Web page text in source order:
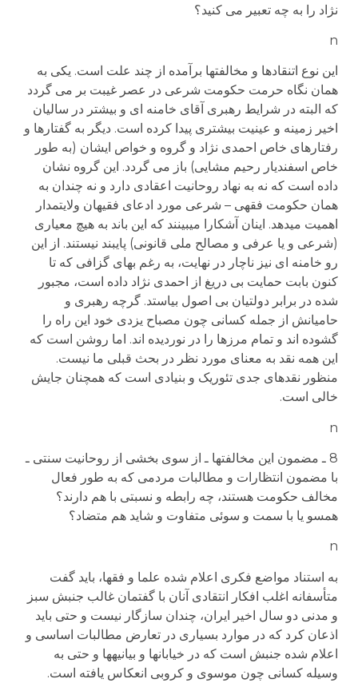
نژاد را به چه تعبير می کنيد؟
n
این نوع اتنقادها و مخالفت­ها برآمده از چند علت است. یکی به
همان نگاه حرمت حکومت شرعی در عصر غیبت بر می گردد
که البته در شرایط رهبری آقای خامنه ای و بیشتر در سالیان
اخیر زمینه و عینیت بیشتری پیدا کرده است. دیگر به گفتارها و
رفتارهای خاص احمدی نژاد و گروه و خواص ایشان (به طور
خاص اسفندیار رحیم مشایی) باز می گردد. این گروه نشان
داده است که نه به نهاد روحانیت اعقادی دارد و نه چندان به
همان حکومت فقهی – شرعی مورد ادعای فقیهان ولایتمدار
اهمیت می­دهد. اینان آشکارا می­بینند که این باند به هیچ معیاری
(شرعی و یا عرفی و مصالح ملی قانونی) پایبند نیستند. از این
رو خامنه ای نیز ناچار در نهایت، به رغم بهای گزافی که تا
کنون بابت حمایت بی دریغ از احمدی نژاد داده است، مجبور
شده در برابر دولتیان بی اصول بیاستد. گرچه رهبری و
حامیانش از جمله کسانی چون مصباح یزدی خود این راه را
گشوده اند و تمام مرزها را در نوردیده اند. اما روشن است که
این همه نقد به معنای مورد نظر در بحث قبلی ما نیست.
منظور نقدهای جدی تئوریک و بنیادی است که همچنان جایش
خالی است.
n
8 ـ مضمون اين مخالفتها ـ از سوی بخشی از روحانيت سنتی ـ
با مضمون انتظارات و مطالبات مردمی که به طور فعال
مخالف حکومت هستند، چه رابطه و نسبتی با هم دارند؟
همسو يا با سمت و سوئی متفاوت و شايد هم متضاد؟
n
به استناد مواضع فکری اعلام شده علما و فقها، باید گفت
متأسفانه اغلب افکار انتقادی آنان با گفتمان غالب جنبش سبز
و مدنی دو سال اخیر ایران، چندان سازگار نیست و حتی باید
اذعان کرد که در موارد بسیاری در تعارض مطالبات اساسی و
اعلام شده جنبش است که در خیابانها و بیانیه­ها و حتی به
وسیله کسانی چون موسوی و کروبی انعکاس یافته است.